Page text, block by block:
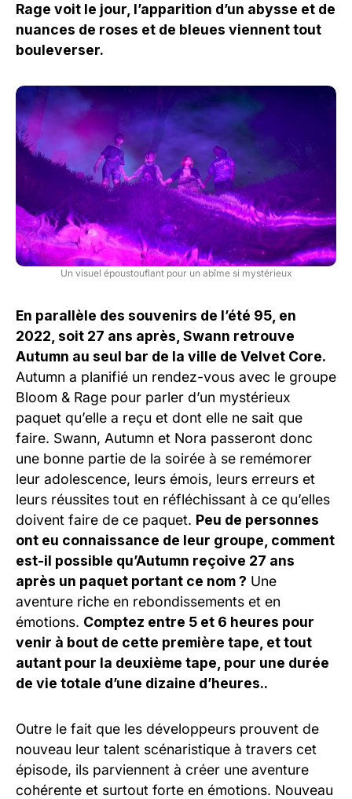
Rage voit le jour, l’apparition d’un abysse et de
nuances de roses et de bleues viennent tout
bouleverser.
Un visuel époustouflant pour un abîme si mystérieux
En parallèle des souvenirs de l’été 95, en
2022, soit 27 ans après, Swann retrouve
Autumn au seul bar de la ville de Velvet Core.
Autumn a planifié un rendez-vous avec le groupe
Bloom & Rage pour parler d’un mystérieux
paquet qu’elle a reçu et dont elle ne sait que
faire. Swann, Autumn et Nora passeront donc
une bonne partie de la soirée à se remémorer
leur adolescence, leurs émois, leurs erreurs et
leurs réussites tout en réfléchissant à ce qu’elles
doivent faire de ce paquet. Peu de personnes
ont eu connaissance de leur groupe, comment
est-il possible qu’Autumn reçoive 27 ans
après un paquet portant ce nom ? Une
aventure riche en rebondissements et en
émotions. Comptez entre 5 et 6 heures pour
venir à bout de cette première tape, et tout
autant pour la deuxième tape, pour une durée
de vie totale d’une dizaine d’heures..
Outre le fait que les développeurs prouvent de
nouveau leur talent scénaristique à travers cet
épisode, ils parviennent à créer une aventure
cohérente et surtout forte en émotions. Nouveau